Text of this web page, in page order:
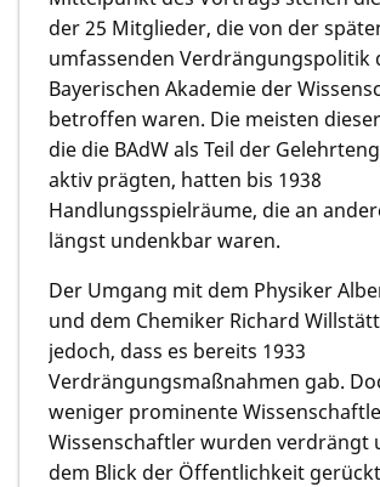
der 25 Mitglieder, die von der
umfassenden Verdrängungspolitik
Bayerischen Akademie der
betroffen waren. Die meisten
die die BAdW als Teil der
aktiv prägten, hatten bis 1938
Handlungsspielräume, die an
längst undenkbar waren.
Der Umgang mit dem Physiker
und dem Chemiker Richard
jedoch, dass es bereits 1933
Verdrängungsmaßnahmen gab.
weniger prominente
Wissenschaftler wurden verdrängt
dem Blick der Öffentlichkeit